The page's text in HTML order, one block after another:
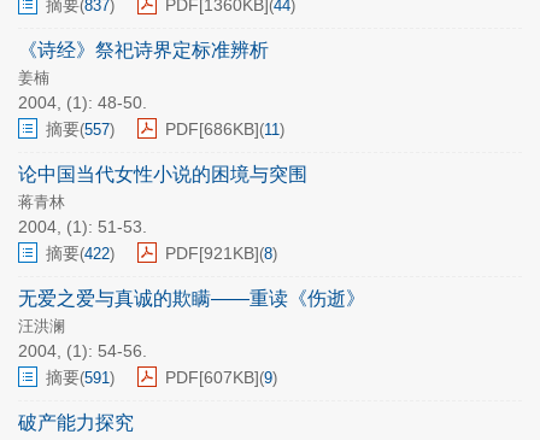
摘要(837) PDF[1360KB](44)
《诗经》祭祀诗界定标准辨析
姜楠
2004, (1): 48-50.
摘要(557) PDF[686KB](11)
论中国当代女性小说的困境与突围
蒋青林
2004, (1): 51-53.
摘要(422) PDF[921KB](8)
无爱之爱与真诚的欺瞒——重读《伤逝》
汪洪澜
2004, (1): 54-56.
摘要(591) PDF[607KB](9)
破产能力探究